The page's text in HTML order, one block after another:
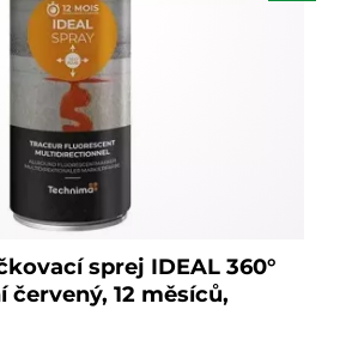
sprej IDEAL 360°
12 měsíců,